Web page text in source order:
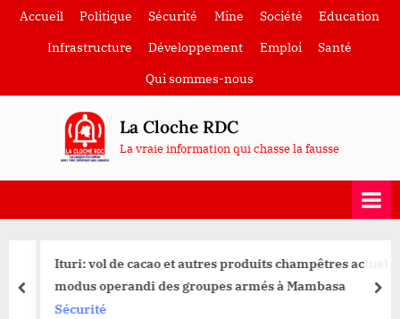
SkipAccueil Politique Sécurité Mine Société
Education
Infrastructure
Développement Emploi
Santé
Qui sommes-nous
La Cloche RDC
La vraie information qui chasse la fausse
Ituri: vol de cacao et autres produits champêtres actuel
modus operandi des groupes armés à Mambasa
Sécurité
prev